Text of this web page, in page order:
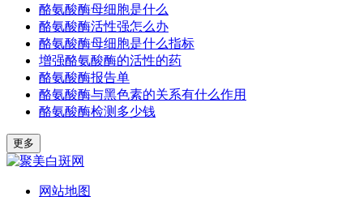
酪氨酸酶母细胞是什么
酪氨酸酶活性强怎么办
酪氨酸酶母细胞是什么指标
增强酪氨酸酶的活性的药
酪氨酸酶报告单
酪氨酸酶与黑色素的关系有什么作用
酪氨酸酶检测多少钱
更多
网站地图